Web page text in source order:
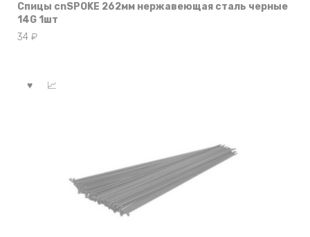
Спицы cnSPOKE 262мм нержавеющая сталь черные
14G 1шт
34 ₽